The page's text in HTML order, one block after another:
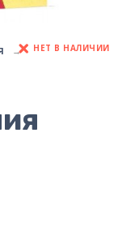
НЕТ В НАЛИЧИИ